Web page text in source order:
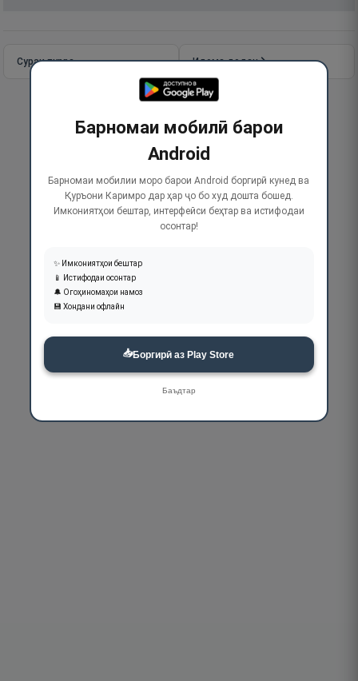
Сураи пурра Идома додан
Барномаи мобилӣ барои
Android
Барномаи мобилии моро барои Android боргирӣ кунед ва
Қуръони Каримро дар ҳар ҷо бо худ дошта бошед.
Имкониятҳои бештар, интерфейси беҳтар ва истифодаи
осонтар!
✨ Имкониятҳои бештар
📱 Истифодаи осонтар
🔔 Огоҳиномаҳои намоз
💾 Хондани офлайн
📥Боргирӣ аз Play Store
Баъдтар